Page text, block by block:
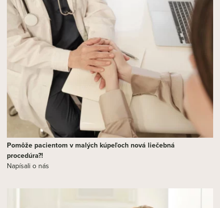
Pomôže pacientom v malých kúpeľoch nová liečebná
procedúra?!
Napísali o nás